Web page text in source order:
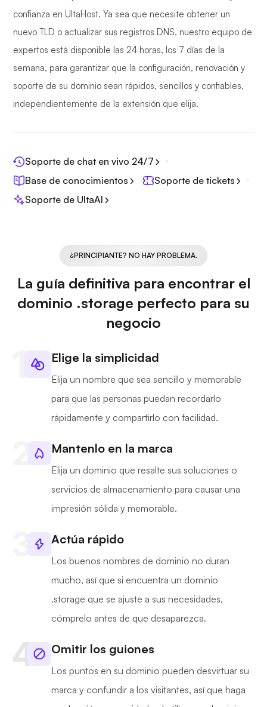
confianza en UltaHost. Ya sea que necesite obtener un
nuevo TLD o actualizar sus registros DNS, nuestro equipo de
expertos está disponible las 24 horas, los 7 días de la
semana, para garantizar que la configuración, renovación y
soporte de su dominio sean rápidos, sencillos y confiables,
independientemente de la extensión que elija.
Soporte de chat en vivo 24/7
Base de conocimientos
Soporte de tickets
Soporte de UltaAI
¿PRINCIPIANTE? NO HAY PROBLEMA.
La guía definitiva para encontrar el
dominio .storage perfecto para su
negocio
Elige la simplicidad
Elija un nombre que sea sencillo y memorable
para que las personas puedan recordarlo
rápidamente y compartirlo con facilidad.
Mantenlo en la marca
Elija un dominio que resalte sus soluciones o
servicios de almacenamiento para causar una
impresión sólida y memorable.
Actúa rápido
Los buenos nombres de dominio no duran
mucho, así que si encuentra un dominio
.storage que se ajuste a sus necesidades,
cómprelo antes de que desaparezca.
Omitir los guiones
Los puntos en su dominio pueden desvirtuar su
marca y confundir a los visitantes, así que haga